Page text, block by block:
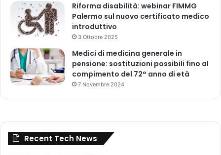
Riforma disabilità: webinar FIMMG
Palermo sul nuovo certificato medico
introduttivo
3 Ottobre 2025
Medici di medicina generale in
pensione: sostituzioni possibili fino al
compimento del 72° anno di età
7 Novembre 2024
Recent Tech News